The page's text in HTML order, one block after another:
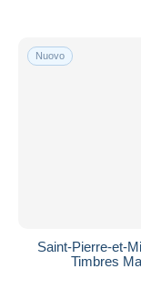
Nuovo
Saint-Pierre-et-
Timbres